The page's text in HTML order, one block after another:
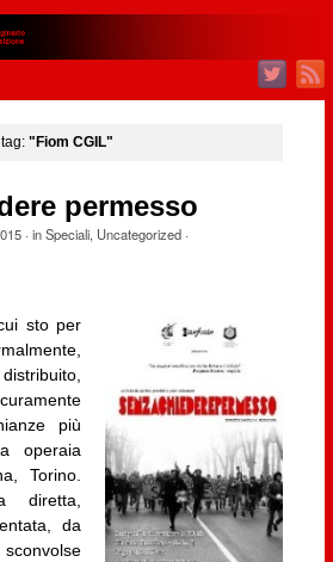
"Fiom CGIL"
permesso
· inSpeciali, Uncategorized·
sto per
più
operaia
Torino.
diretta,
da